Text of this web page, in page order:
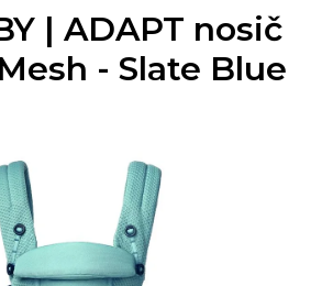
| ADAPT nosič
- Slate Blue